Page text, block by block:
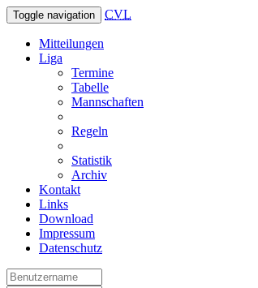
Toggle navigation CVL
Mitteilungen
Liga
Termine
Tabelle
Mannschaften
Regeln
Statistik
Archiv
Kontakt
Links
Download
Impressum
Datenschutz